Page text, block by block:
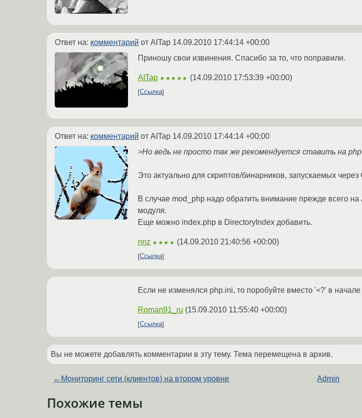
Ответ на: комментарий от AITap 14.09.2010 17:44:14 +00:00
Приношу свои извинения. Спасибо за то, что поправили.
AITap ★★★★★ (14.09.2010 17:53:39 +00:00)
Ссылка
Ответ на: комментарий от AITap 14.09.2010 17:44:14 +00:00
>Но ведь не просто так же рекомендуется ставить на
Это актуально для скриптов/бинарников, запускаемых
В случае mod_php надо обратить внимание прежде всего
модуля.
Еще можно index.php в DirectoryIndex добавить.
nnz ★★★★ (14.09.2010 21:40:56 +00:00)
Ссылка
Если не изменялся php.ini, то поробуйте вместо '<?' в
Roman91_ru (15.09.2010 11:55:40 +00:00)
Ссылка
Вы не можете добавлять комментарии в эту тему. Тема перемещена в архив.
← Мониторинг сети (клиентов) на втором уровне Admin
Похожие темы